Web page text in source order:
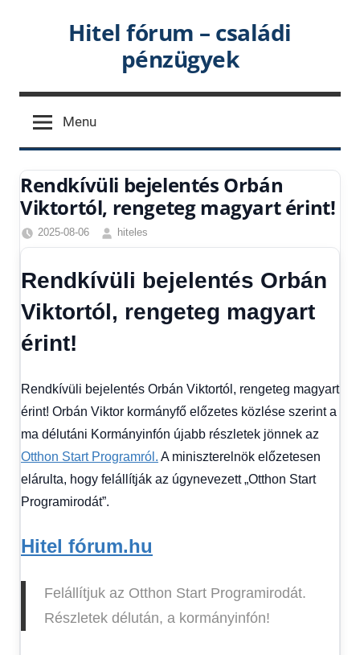
Hitel fórum – családi
pénzügyek
Menu
Rendkívüli bejelentés Orbán
Viktortól, rengeteg magyart érint!
2025-08-06
hiteles
Friss
Friss
Gazdaság,
kézből,
Hitel
fórum
Rendkívüli bejelentés Orbán
Viktortól, rengeteg magyart
érint!
Rendkívüli bejelentés Orbán Viktortól, rengeteg magyart
érint! Orbán Viktor kormányfő előzetes közlése szerint a
ma délutáni Kormányinfón újabb részletek jönnek az
Otthon Start Programról. A miniszterelnök előzetesen
elárulta, hogy felállítják az úgynevezett „Otthon Start
Programirodát”.
Hitel fórum.hu
Felállítjuk az Otthon Start Programirodát.
Részletek délután, a kormányinfón!